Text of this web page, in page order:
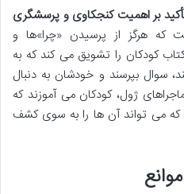
بر اهمیت کنجکاوی و پرسشگری
هرگز از پرسیدن «چرا»ها و
کودکان را تشویق می کند که به
سوال بپرسند و خودشان به دنبال
ژول، کودکان می آموزند که
می تواند آن ها را به سوی کشف